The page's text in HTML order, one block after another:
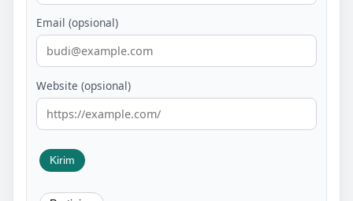
Email (opsional)
Website (opsional)